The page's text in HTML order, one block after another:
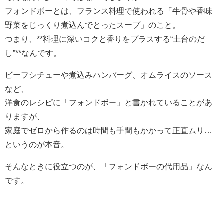
フォンドボーとは、フランス料理で使われる「牛骨や香味
野菜をじっくり煮込んでとったスープ」のこと。
つまり、**料理に深いコクと香りをプラスする“土台のだ
し”**なんです。
ビーフシチューや煮込みハンバーグ、オムライスのソース
など、
洋食のレシピに「フォンドボー」と書かれていることがあ
りますが、
家庭でゼロから作るのは時間も手間もかかって正直ムリ…
というのが本音。
そんなときに役立つのが、「フォンドボーの代用品」なん
です。